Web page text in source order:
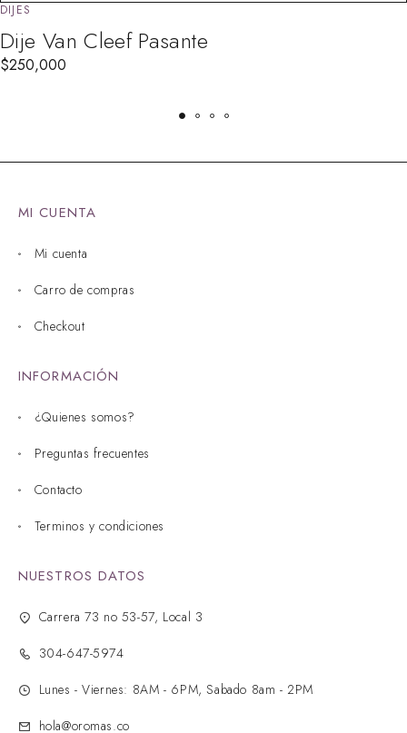
DIJES
Dije Van Cleef Pasante
$250,000
MI CUENTA
Mi cuenta
Carro de compras
Checkout
INFORMACIÓN
¿Quienes somos?
Preguntas frecuentes
Contacto
Terminos y condiciones
NUESTROS DATOS
Carrera 73 no 53-57, Local 3
304-647-5974
Lunes - Viernes: 8AM - 6PM, Sabado 8am - 2PM
hola@oromas.co